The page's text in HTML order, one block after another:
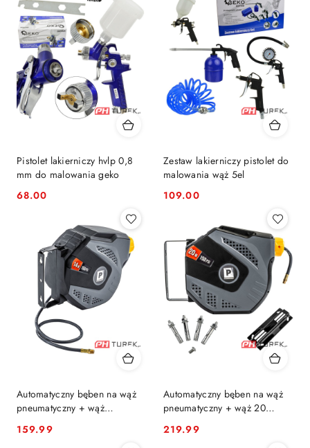
Pistolet lakierniczy hvlp 0,8
mm do malowania geko
Cena:
68.00
Zestaw lakierniczy pistolet do
malowania wąż 5el
Cena:
109.00
Automatyczny bęben na wąż
pneumatyczny + wąż
Cena:
159.99
Automatyczny bęben na wąż
pneumatyczny + wąż 20
Cena:
219.99